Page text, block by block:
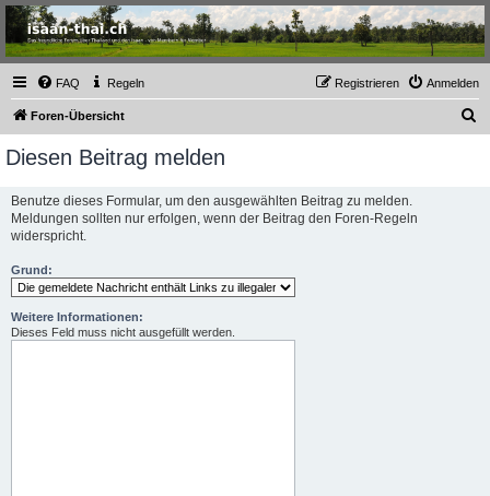
Thailand & Isaan Forum
- isaan-thai.ch
Das freundliche Forum über Thailand und den Isaan - von Membern für Member
FAQ Regeln Anmelden
Registrieren
Foren-Übersicht
Diesen Beitrag melden
Benutze dieses Formular, um den ausgewählten Beitrag zu melden.
Meldungen sollten nur erfolgen, wenn der Beitrag den Foren-Regeln
widerspricht.
Grund:
Weitere Informationen:
Dieses Feld muss nicht ausgefüllt werden.